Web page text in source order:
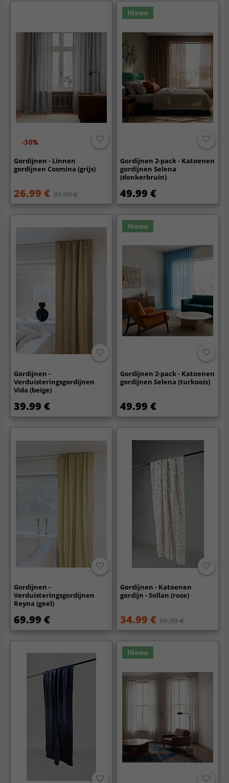
-30%
Gordijnen - Linnen
gordijnen Cosmina (grijs)
26.99 € 37.99 €
Nieuw
Gordijnen 2-pack - Katoenen
gordijnen Selena
(donkerbruin)
49.99 €
Gordijnen -
Verduisteringsgordijnen
Vida (beige)
39.99 €
Nieuw
Gordijnen 2-pack - Katoenen
gordijnen Selena (turkoois)
49.99 €
Gordijnen -
Verduisteringsgordijnen
Reyna (geel)
69.99 €
Gordijnen - Katoenen
gordijn - Sollan (roze)
34.99 € 69.99 €
Nieuw